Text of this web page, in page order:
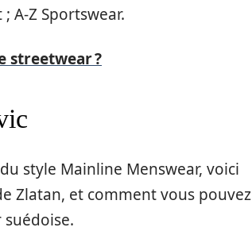
A-Z Sportswear.
streetwear ?
style Mainline Menswear, voici
Zlatan, et comment vous pouvez